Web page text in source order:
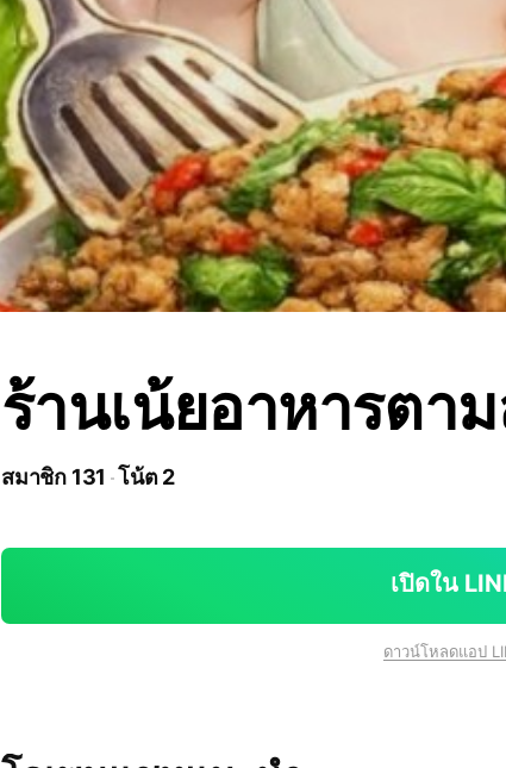
ร้านเน้ยอาหารตา
สมาชิก 131 โน้ต 2
เปิดใน
ดาวน์โหลดแอป